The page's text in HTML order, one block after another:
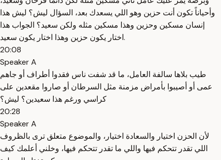
وأحياناً تكون أنت حزين وهو اللي يسعدك بعد، السؤال ليش؟ ليش هذا
إنسان مسكين وحزين وهذا مسكين مثله ولكن سعيد؟ الجواب هذا
اختار يكون حزين وهذا اختار يكون سعيد.
20:08
Speaker A
طيب بلاها سالفة العامل، ما قد شفت ناس فقدوا أطراف أو جاهم
عمى أو أصيبوا بأمراض مزمنة مثل السرطان أو صاروا مقعدين على
كراسي ورغم هذا سعيدين؟ ليش؟
20:28
Speaker A
لأن الحزن اختيار والسعادة اختيار، والموضوع متعلق ترى بالظروف
اللي تقدر تتحكم فيها واللي ما تقدر تتحكم فيها، وخلني أعلمك كيف